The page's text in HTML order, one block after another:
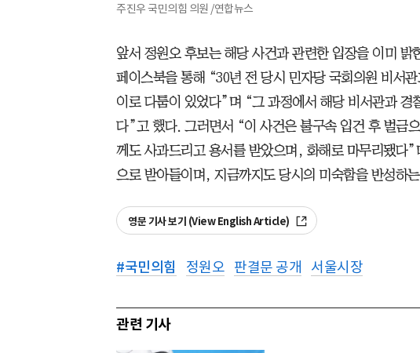
주진우 국민의힘 의원 /연합뉴스
앞서 정원오 후보는 해당 사건과 관련한 입장을 이미 밝
페이스북을 통해 “30년 전 당시 민자당 국회의원 비서
이로 다툼이 있었다”며 “그 과정에서 해당 비서관과 경
다”고 했다. 그러면서 “이 사건은 불구속 입건 후 벌금
께도 사과드리고 용서를 받았으며, 화해로 마무리됐다
으로 받아들이며, 지금까지도 당시의 미숙함을 반성하
영문 기사 보기 (View English Article)
#국민의힘 정원오 판결문 공개 서울시장
관련 기사